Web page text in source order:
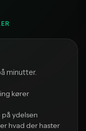
minutter.
kører
på ydelsen
hvad der haster